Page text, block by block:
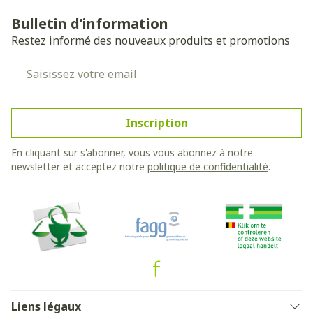
Bulletin d’information
Restez informé des nouveaux produits et promotions
Inscription
En cliquant sur s'abonner, vous vous abonnez à notre
newsletter et acceptez notre politique de confidentialité.
Liens légaux